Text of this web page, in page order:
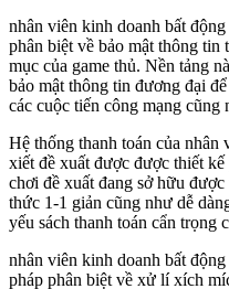
nhân viên kinh doanh bất
phân biệt về bảo mật thông
mục của game thủ. Nền tảng
bảo mật thông tin đương đại
các cuộc tiến công mạng cũng
Hệ thống thanh toán của nhân
xiết đề xuất được được thiết
chơi đề xuất đang sở hữu
thức 1-1 giản cũng như dễ
yếu sách thanh toán cẩn trọng
nhân viên kinh doanh bất
pháp phân biệt về xử lí xích